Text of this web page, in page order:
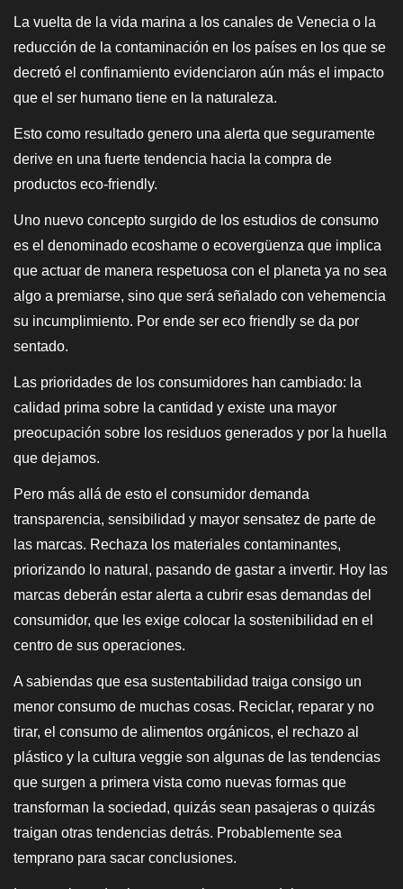
La vuelta de la vida marina a los canales de Venecia o la
reducción de la contaminación en los países en los que se
decretó el confinamiento evidenciaron aún más el impacto
que el ser humano tiene en la naturaleza.
Esto como resultado genero una alerta que seguramente
derive en una fuerte tendencia hacia la compra de
productos eco-friendly.
Uno nuevo concepto surgido de los estudios de consumo
es el denominado ecoshame o ecovergüenza que implica
que actuar de manera respetuosa con el planeta ya no sea
algo a premiarse, sino que será señalado con vehemencia
su incumplimiento. Por ende ser eco friendly se da por
sentado.
Las prioridades de los consumidores han cambiado: la
calidad prima sobre la cantidad y existe una mayor
preocupación sobre los residuos generados y por la huella
que dejamos.
Pero más allá de esto el consumidor demanda
transparencia, sensibilidad y mayor sensatez de parte de
las marcas. Rechaza los materiales contaminantes,
priorizando lo natural, pasando de gastar a invertir. Hoy las
marcas deberán estar alerta a cubrir esas demandas del
consumidor, que les exige colocar la sostenibilidad en el
centro de sus operaciones.
A sabiendas que esa sustentabilidad traiga consigo un
menor consumo de muchas cosas. Reciclar, reparar y no
tirar, el consumo de alimentos orgánicos, el rechazo al
plástico y la cultura veggie son algunas de las tendencias
que surgen a primera vista como nuevas formas que
transforman la sociedad, quizás sean pasajeras o quizás
traigan otras tendencias detrás. Probablemente sea
temprano para sacar conclusiones.